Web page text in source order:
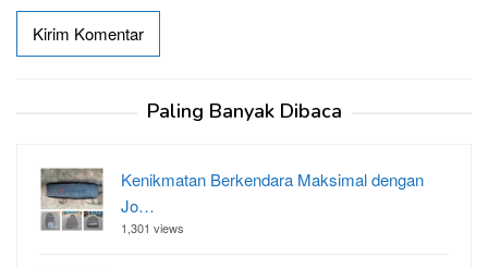
Paling Banyak Dibaca
Kenikmatan Berkendara Maksimal dengan
Jo…
1,301 views